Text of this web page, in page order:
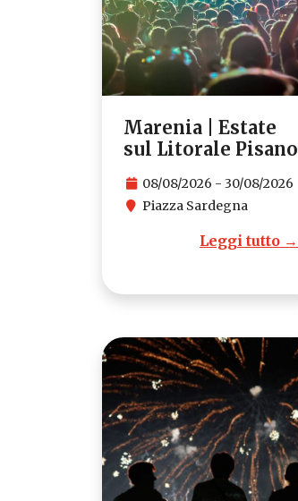
Marenia | Estate
sul Litorale Pisano
08/08/2026 - 30/08/2026
Piazza Sardegna
Leggi tutto →